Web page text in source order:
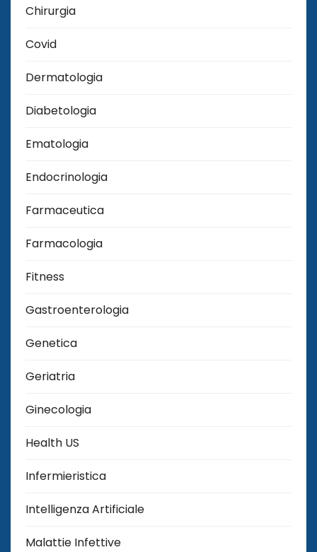
Chirurgia
Covid
Dermatologia
Diabetologia
Ematologia
Endocrinologia
Farmaceutica
Farmacologia
Fitness
Gastroenterologia
Genetica
Geriatria
Ginecologia
Health US
Infermieristica
Intelligenza Artificiale
Malattie Infettive